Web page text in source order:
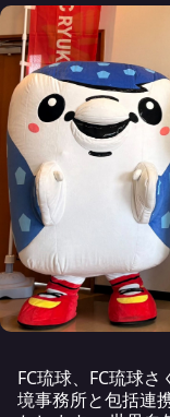
FC琉球、FC琉球
境事務所と包括連